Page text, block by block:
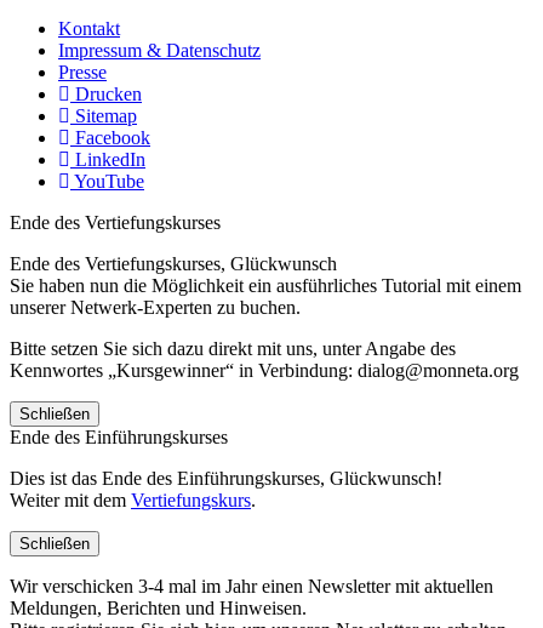
Kontakt
Impressum & Datenschutz
Presse
Drucken
Sitemap
Facebook
LinkedIn
YouTube
Ende des Vertiefungskurses
Ende des Vertiefungskurses, Glückwunsch
Sie haben nun die Möglichkeit ein ausführliches Tutorial mit einem
unserer Netwerk-Experten zu buchen.
Bitte setzen Sie sich dazu direkt mit uns, unter Angabe des
Kennwortes „Kursgewinner“ in Verbindung: dialog@monneta.org
Schließen
Ende des Einführungskurses
Dies ist das Ende des Einführungskurses, Glückwunsch!
Weiter mit dem Vertiefungskurs.
Schließen
Wir verschicken 3-4 mal im Jahr einen Newsletter mit aktuellen
Meldungen, Berichten und Hinweisen.